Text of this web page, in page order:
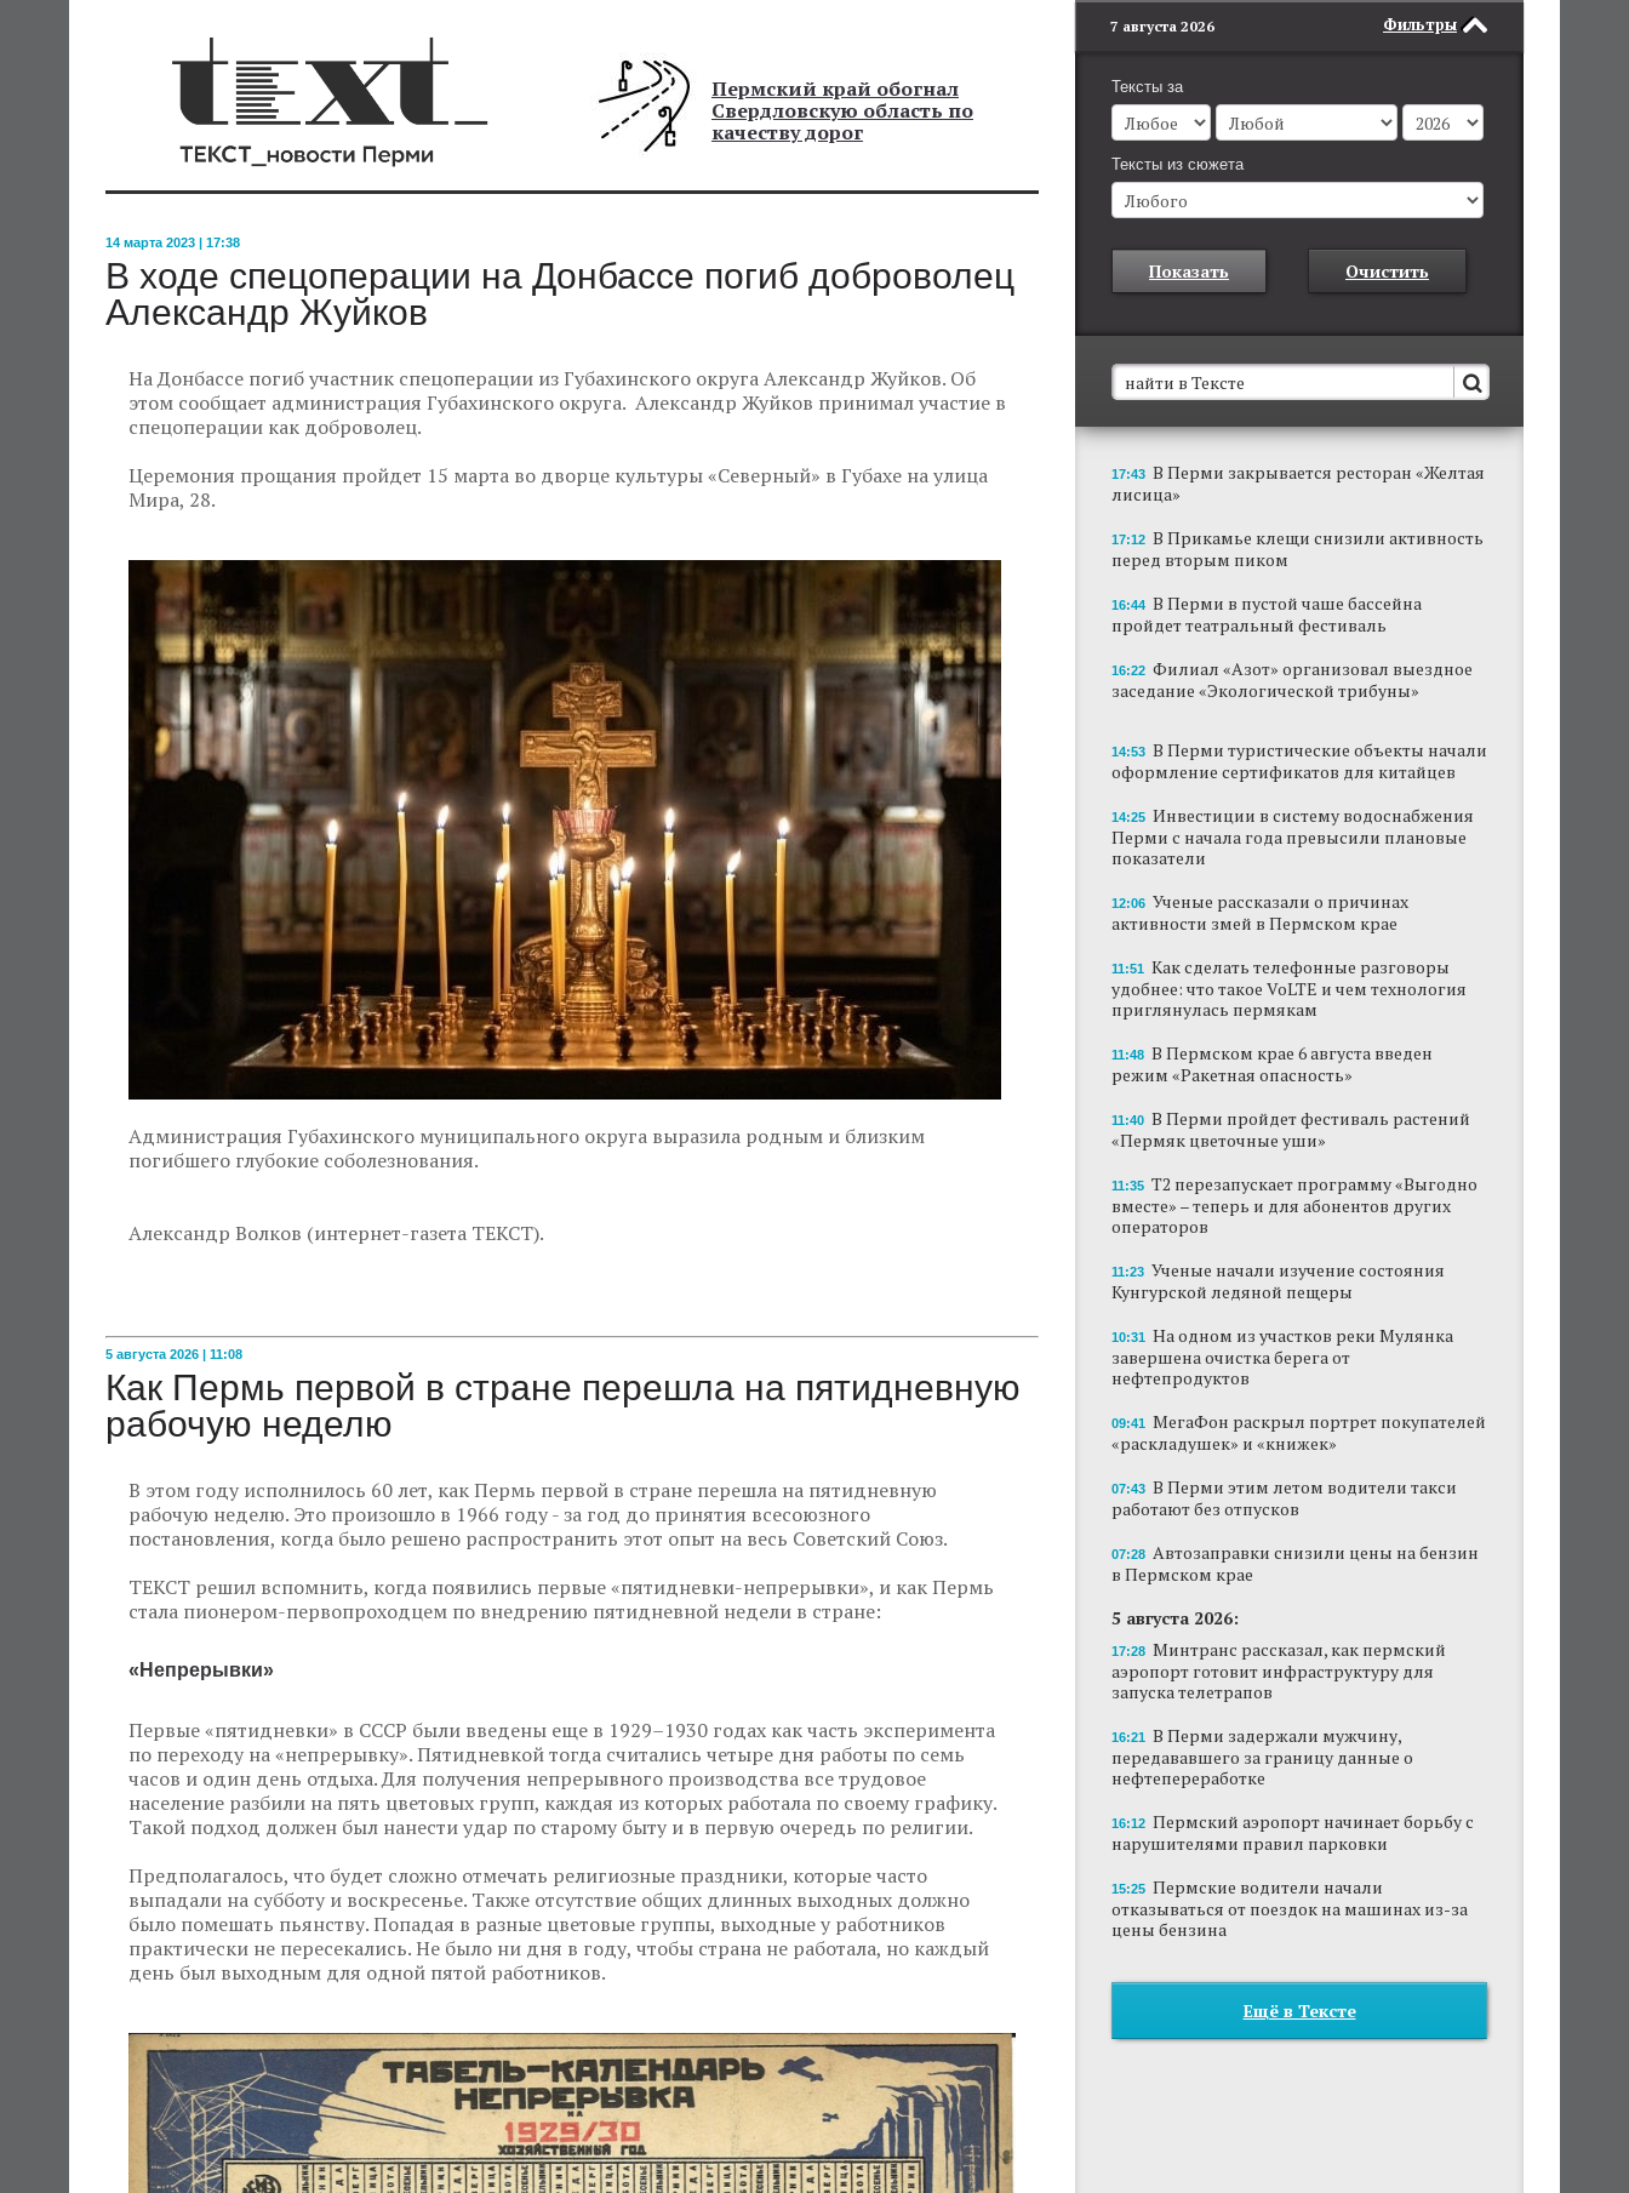
Пермский край обогнал
Свердловскую область по
качеству дорог
14 марта 2023 | 17:38
В ходе спецоперации на Донбассе погиб доброволец
Александр Жуйков
На Донбассе погиб участник спецоперации из Губахинского округа Александр Жуйков. Об
этом сообщает администрация Губахинского округа. Александр Жуйков принимал участие в
спецоперации как доброволец.
Церемония прощания пройдет 15 марта во дворце культуры «Северный» в Губахе на улица
Мира, 28.
Администрация Губахинского муниципального округа выразила родным и близким
погибшего глубокие соболезнования.
Александр Волков (интернет-газета ТЕКСТ).
5 августа 2026 | 11:08
Как Пермь первой в стране перешла на пятидневную
рабочую неделю
В этом году исполнилось 60 лет, как Пермь первой в стране перешла на пятидневную
рабочую неделю. Это произошло в 1966 году - за год до принятия всесоюзного
постановления, когда было решено распространить этот опыт на весь Советский Союз.
ТЕКСТ решил вспомнить, когда появились первые «пятидневки-непрерывки», и как Пермь
стала пионером-первопроходцем по внедрению пятидневной недели в стране:
«Непрерывки»
Первые «пятидневки» в СССР были введены еще в 1929–1930 годах как часть эксперимента
по переходу на «непрерывку». Пятидневкой тогда считались четыре дня работы по семь
часов и один день отдыха. Для получения непрерывного производства все трудовое
население разбили на пять цветовых групп, каждая из которых работала по своему графику.
Такой подход должен был нанести удар по старому быту и в первую очередь по религии.
Предполагалось, что будет сложно отмечать религиозные праздники, которые часто
выпадали на субботу и воскресенье. Также отсутствие общих длинных выходных должно
было помешать пьянству. Попадая в разные цветовые группы, выходные у работников
практически не пересекались. Не было ни дня в году, чтобы страна не работала, но каждый
день был выходным для одной пятой работников.
Фильтры
7 августа 2026
Тексты за
Тексты из сюжета
Показать Очистить
В Пермском крае установят новые станции
обнаружения беспилотников
Они используются для обнаружения и
отслеживания БПЛА в воздухе.
В Перми закрывается ресторан «Желтая
лисица»
театральный фестиваль
Ученые рассказали о причинах активности
змей в Пермском крае
Ученые начали изучение состояния
На одном из участков реки Мулянка
нефтепродуктов
В Перми этим летом водители такси
17:43 В Перми закрывается ресторан «Желтая
лисица»
17:12 В Прикамье клещи снизили активность
перед вторым пиком
16:44 В Перми в пустой чаше бассейна
пройдет театральный фестиваль
16:22 Филиал «Азот» организовал выездное
заседание «Экологической трибуны»
14:53 В Перми туристические объекты начали
оформление сертификатов для китайцев
14:25 Инвестиции в систему водоснабжения
Перми с начала года превысили плановые
показатели
12:06 Ученые рассказали о причинах
активности змей в Пермском крае
11:51 Как сделать телефонные разговоры
удобнее: что такое VoLTE и чем технология
приглянулась пермякам
11:48 В Пермском крае 6 августа введен
режим «Ракетная опасность»
11:40 В Перми пройдет фестиваль растений
«Пермяк цветочные уши»
11:35 Т2 перезапускает программу «Выгодно
вместе» – теперь и для абонентов других
операторов
11:23 Ученые начали изучение состояния
Кунгурской ледяной пещеры
10:31 На одном из участков реки Мулянка
завершена очистка берега от
нефтепродуктов
09:41 МегаФон раскрыл портрет покупателей
«раскладушек» и «книжек»
07:43 В Перми этим летом водители такси
работают без отпусков
07:28 Автозаправки снизили цены на бензин
в Пермском крае
5 августа 2026:
17:28 Минтранс рассказал, как пермский
аэропорт готовит инфраструктуру для
запуска телетрапов
16:21 В Перми задержали мужчину,
передававшего за границу данные о
нефтепереработке
16:12 Пермский аэропорт начинает борьбу с
нарушителями правил парковки
15:25 Пермские водители начали
отказываться от поездок на машинах из-за
цены бензина
Ещё в Тексте